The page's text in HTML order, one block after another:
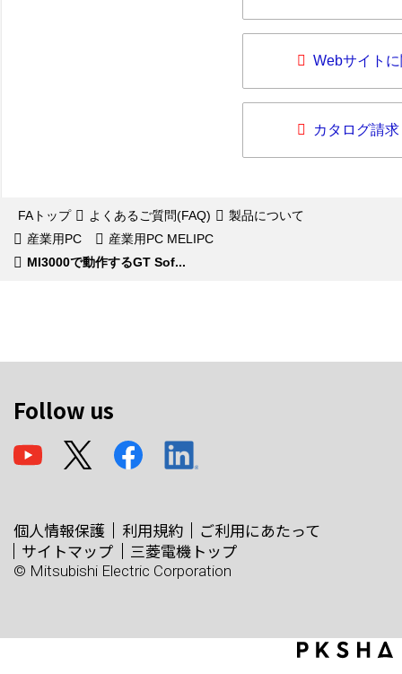
Webサイト
カタログ請求
FAトップ よくあるご質問(FAQ)
製品について
産業用PC
産業用PC MELIPC
MI3000で動作するGT Sof...
Follow us
個人情報保護 利用規約
ご利用にあたって
サイトマップ
三菱電機トップ
© Mitsubishi Electric Corporation